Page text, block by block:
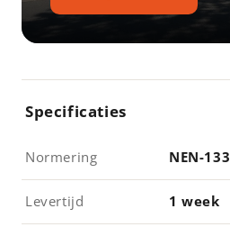
Specificaties
Normering NEN-
Levertijd 1 week